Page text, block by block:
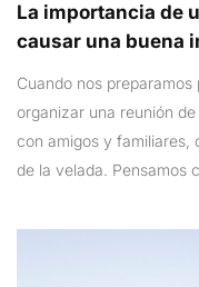
La importancia de
causar una buena
Cuando nos preparamos
organizar una reunión
con amigos y familiares,
de la velada. Pensamos